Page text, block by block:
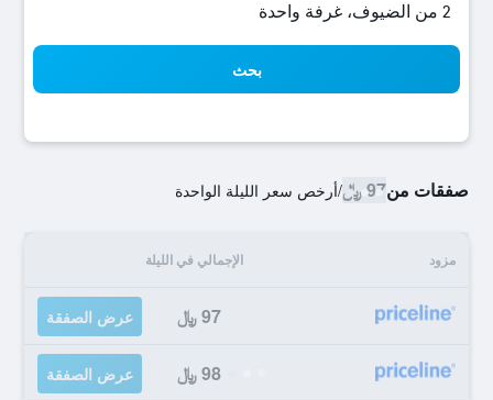
2 من الضيوف، غرفة واحدة
بحث
صفقات من97 ﷼ /أرخص سعر الليلة الواحدة
مزود الإجمالي في الليلة
97 ﷼ عرض الصفقة
98 ﷼ عرض الصفقة